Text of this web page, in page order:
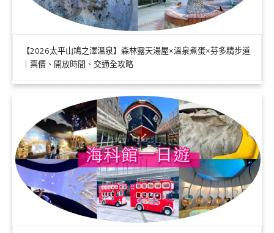
【2026太平山鳩之澤溫泉】森林露天湯屋×溫泉煮蛋×芬多精步道
｜票價、開放時間、交通全攻略